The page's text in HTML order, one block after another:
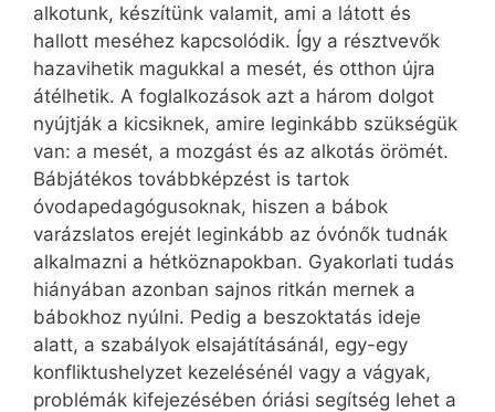
alkotunk, készítünk valamit, ami a látott és
hallott meséhez kapcsolódik. Így a résztvevők
hazavihetik magukkal a mesét, és otthon újra
átélhetik. A foglalkozások azt a három dolgot
nyújtják a kicsiknek, amire leginkább szükségük
van: a mesét, a mozgást és az alkotás örömét.
Bábjátékos továbbképzést is tartok
óvodapedagógusoknak, hiszen a bábok
varázslatos erejét leginkább az óvónők tudnák
alkalmazni a hétköznapokban. Gyakorlati tudás
hiányában azonban sajnos ritkán mernek a
bábokhoz nyúlni. Pedig a beszoktatás ideje
alatt, a szabályok elsajátításánál, egy-egy
konfliktushelyzet kezelésénél vagy a vágyak,
problémák kifejezésében óriási segítség lehet a